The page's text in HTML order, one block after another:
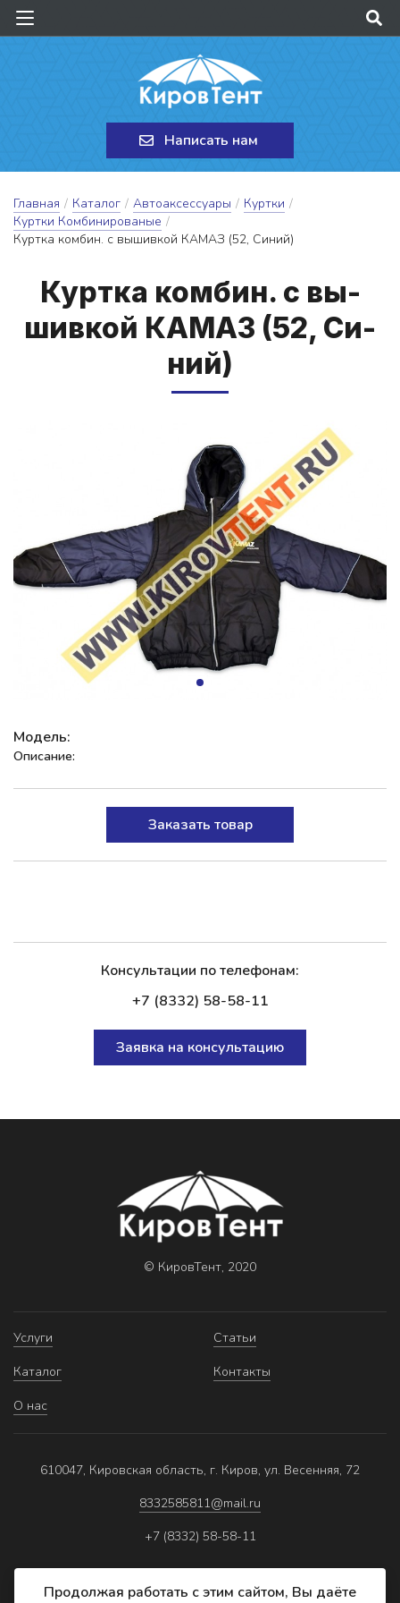
Написать нам
Главная / Каталог / Автоаксессуары / Куртки /
Куртки Комбинированые /
Куртка комбин. с вышивкой КАМАЗ (52, Синий)
Кур­тка ком­бин. с вы­
шив­кой КА­МАЗ (52, Си­
ний)
Модель:
Описание:
Заказать товар
Консультации по телефонам:
+7 (8332) 58-58-11
Заявка на консультацию
© КировТент, 2020
Услуги
Каталог
О нас
Статьи
Контакты
610047, Кировская область, г. Киров, ул. Весенняя, 72
8332585811@mail.ru
+7 (8332) 58-58-11
Продолжая работать с этим сайтом, Вы даёте